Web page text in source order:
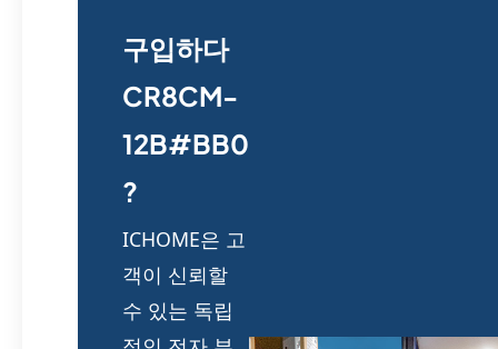
구입하다
CR8CM-
12B#BB0
?
ICHOME은 고
객이 신뢰할
수 있는 독립